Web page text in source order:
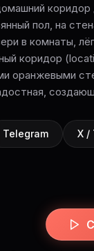
пол, на
в комнаты,
коридор
оранжевыми
Telegram X /